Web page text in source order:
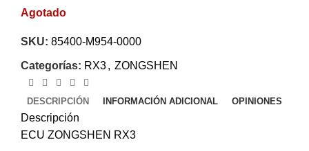
Agotado
SKU: 85400-M954-0000
Categorías: RX3, ZONGSHEN
DESCRIPCIÓN INFORMACIÓN ADICIONAL OPINIONES
Descripción
ECU ZONGSHEN RX3